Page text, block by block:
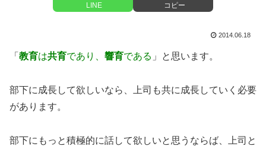
LINE コピー
2014.06.18
「 教育は共育であり、響育である 」と思います。
部下に成長して欲しいなら、上司も共に成長していく必要
があります。
部下にもっと積極的に話して欲しいと思うならば、上司と